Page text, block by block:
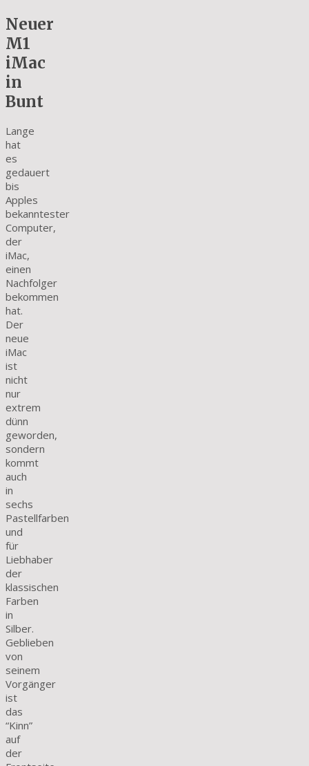
Neuer
M1
iMac
in
Bunt
Lange
hat
es
gedauert
bis
Apples
bekanntester
Computer,
der
iMac,
einen
Nachfolger
bekommen
hat.
Der
neue
iMac
ist
nicht
nur
extrem
dünn
geworden,
sondern
kommt
auch
in
sechs
Pastellfarben
und
für
Liebhaber
der
klassischen
Farben
in
Silber.
Geblieben
von
seinem
Vorgänger
ist
das
“Kinn”
auf
der